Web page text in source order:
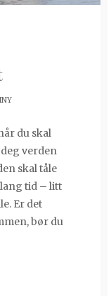
du skal
verden
skal tåle
tid – litt
Er det
bør du